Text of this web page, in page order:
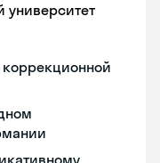
университет
коррекционной